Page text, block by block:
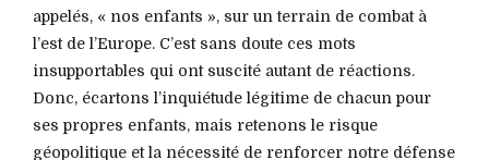
appelés, « nos enfants », sur un terrain de combat à
l’est de l’Europe. C’est sans doute ces mots
insupportables qui ont suscité autant de réactions.
Donc, écartons l’inquiétude légitime de chacun pour
ses propres enfants, mais retenons le risque
géopolitique et la nécessité de renforcer notre défense